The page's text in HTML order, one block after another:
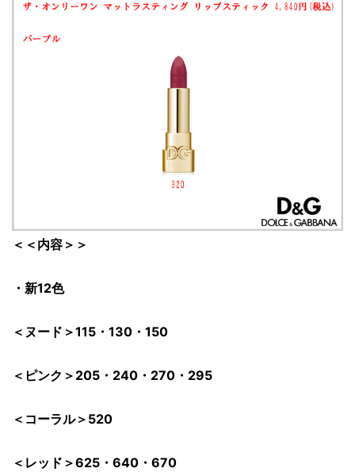
＜＜内容＞＞
・新12色
＜ヌード＞115・130・150
＜ピンク＞205・240・270・295
＜コーラル＞520
＜レッド＞625・640・670